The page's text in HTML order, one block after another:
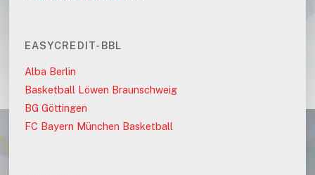
EASYCREDIT-BBL
Alba Berlin
Basketball Löwen Braunschweig
BG Göttingen
FC Bayern München Basketball